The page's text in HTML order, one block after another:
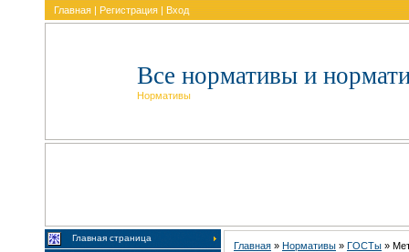
Главная | Регистрация | Вход
Все нормативы и
Нормативы
Главная страница
Главная » Нормативы » ГOCTы »